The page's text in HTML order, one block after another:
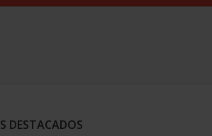
DESTACADOS